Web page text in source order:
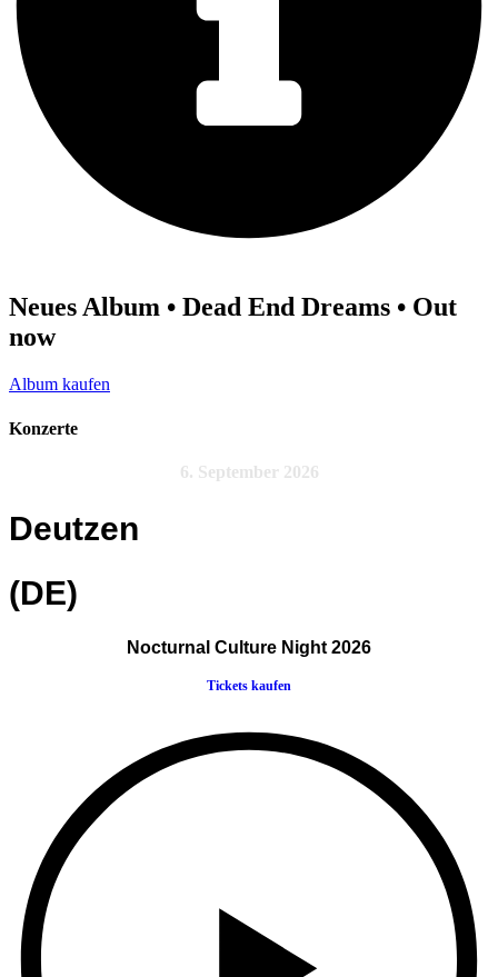
Neues Album • Dead End Dreams • Out
now
Album kaufen
Konzerte
6. September 2026
Deutzen
(DE)
Nocturnal Culture Night 2026
Tickets kaufen